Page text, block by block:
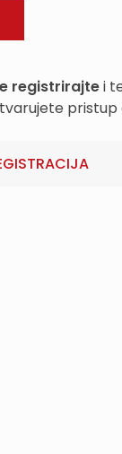
registrirajtei
pristup